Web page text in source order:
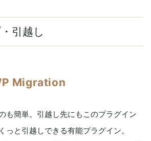
引越し
Migration
も簡単。引越し先にもこのプラグイン
っと引越しできる有能プラグイン。